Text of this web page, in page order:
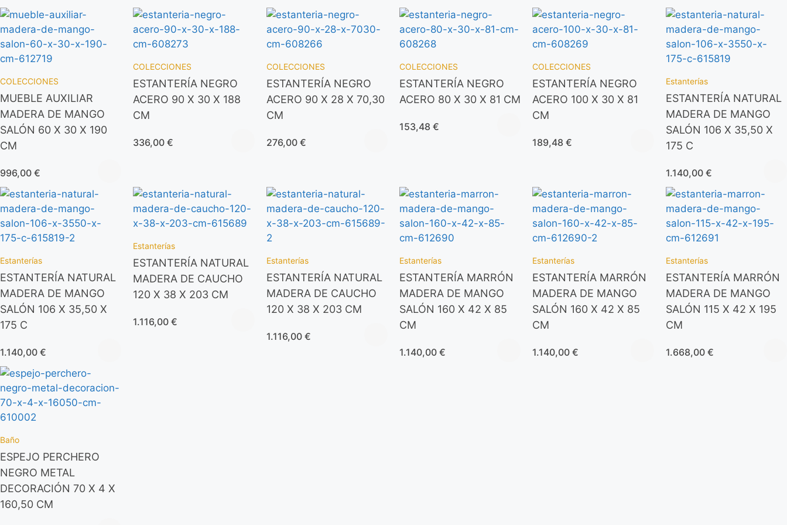
COLECCIONES
MUEBLE AUXILIAR
MADERA DE MANGO
SALÓN 60 X 30 X 190
CM
996,00 €
COLECCIONES
ESTANTERÍA NEGRO
ACERO 90 X 30 X 188
CM
336,00€
COLECCIONES
ESTANTERÍA NEGRO
ACERO 90 X 28 X 70,30
CM
276,00 €
COLECCIONES
ESTANTERÍA NEGRO
ACERO 80 X 30 X 81 CM
153,48 €
COLECCIONES
ESTANTERÍA NEGRO
ACERO 100 X 30 X 81
CM
189,48€
Estanterías
ESTANTERÍA NATURAL
MADERA DE MANGO
SALÓN 106 X 35,50 X
175 C
1.140,00 €
Estanterías
ESTANTERÍA NATURAL
MADERA DE MANGO
SALÓN 106 X 35,50 X
175 C
1.140,00 €
Estanterías
ESTANTERÍA NATURAL
MADERA DE CAUCHO
120 X 38 X 203 CM
1.116,00€
Estanterías
ESTANTERÍA NATURAL
MADERA DE CAUCHO
120 X 38 X 203 CM
1.116,00 €
Estanterías
ESTANTERÍA MARRÓN
MADERA DE MANGO
SALÓN 160 X 42 X 85
CM
1.140,00 €
Estanterías
ESTANTERÍA MARRÓN
MADERA DE MANGO
SALÓN 160 X 42 X 85
CM
1.140,00€
Estanterías
ESTANTERÍA MARRÓN
MADERA DE MANGO
SALÓN 115 X 42 X 195
CM
1.668,00 €
Baño
ESPEJO PERCHERO
NEGRO METAL
DECORACIÓN 70 X 4 X
160,50 CM